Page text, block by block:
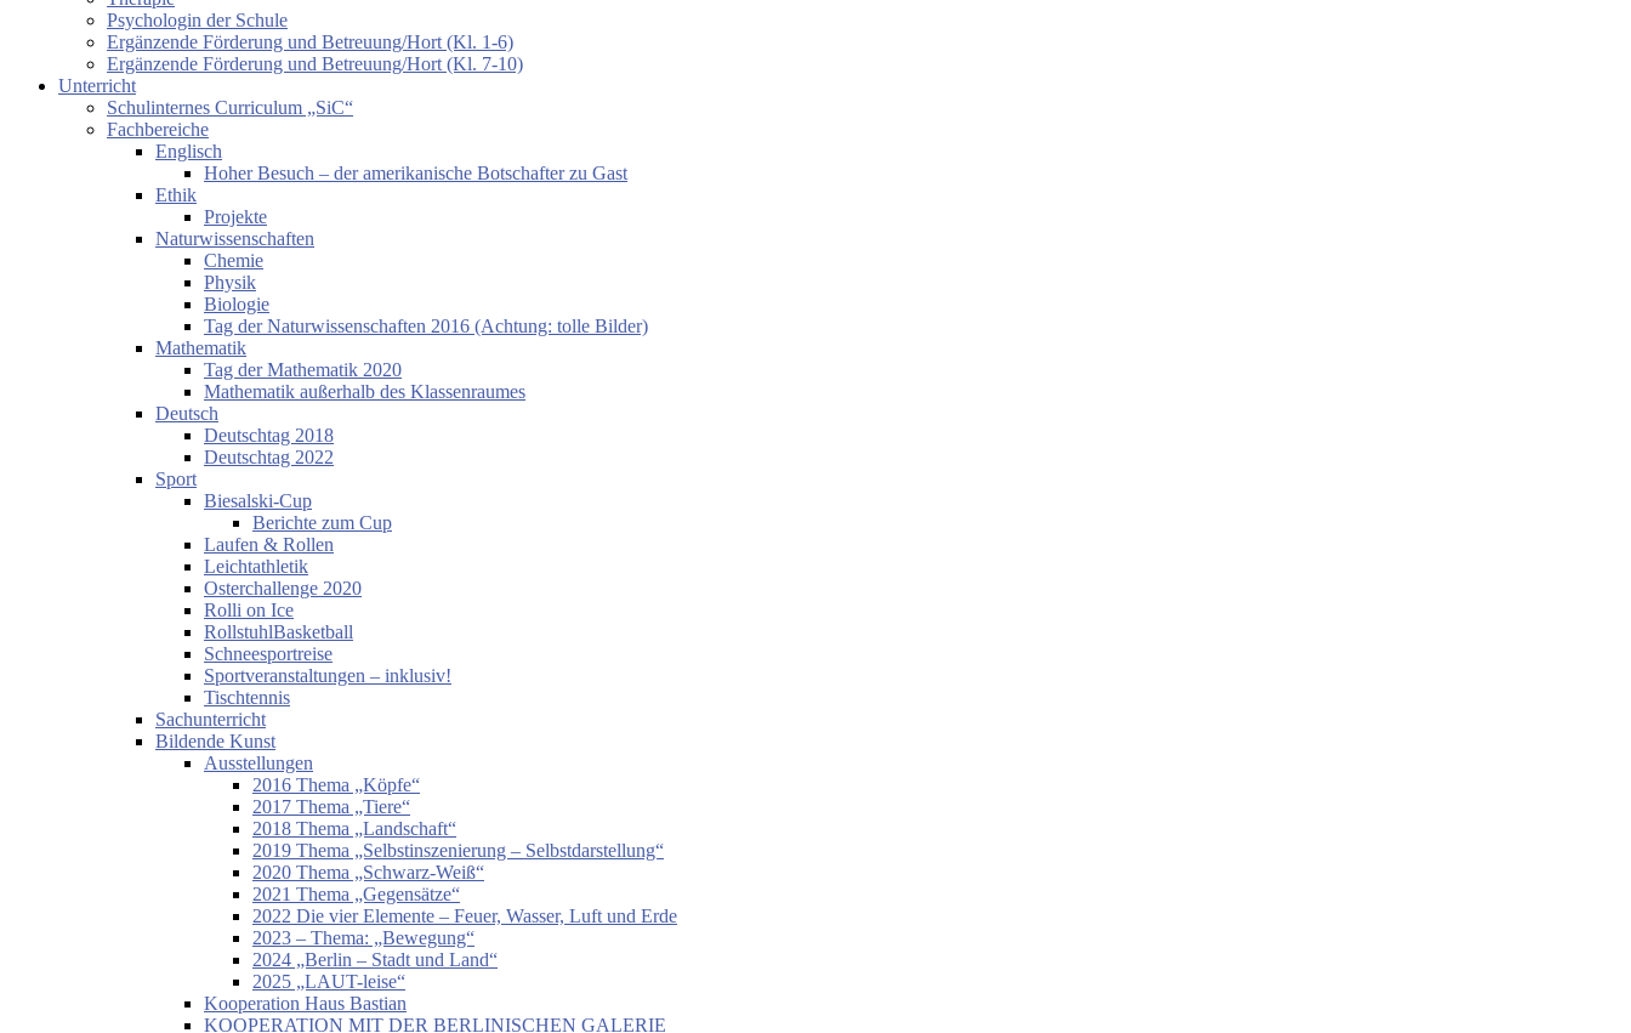
Psychologin der Schule
Ergänzende Förderung und Betreuung/Hort (Kl. 1-6)
Ergänzende Förderung und Betreuung/Hort (Kl. 7-10)
Unterricht
Schulinternes Curriculum „SiC“
Fachbereiche
Englisch
Hoher Besuch – der amerikanische Botschafter zu Gast
Ethik
Projekte
Naturwissenschaften
Chemie
Physik
Biologie
Tag der Naturwissenschaften 2016 (Achtung: tolle Bilder)
Mathematik
Tag der Mathematik 2020
Mathematik außerhalb des Klassenraumes
Deutsch
Deutschtag 2018
Deutschtag 2022
Sport
Biesalski-Cup
Berichte zum Cup
Laufen & Rollen
Leichtathletik
Osterchallenge 2020
Rolli on Ice
RollstuhlBasketball
Schneesportreise
Sportveranstaltungen – inklusiv!
Tischtennis
Sachunterricht
Bildende Kunst
Ausstellungen
2016 Thema „Köpfe“
2017 Thema „Tiere“
2018 Thema „Landschaft“
2019 Thema „Selbstinszenierung – Selbstdarstellung“
2020 Thema „Schwarz-Weiß“
2021 Thema „Gegensätze“
2022 Die vier Elemente – Feuer, Wasser, Luft und Erde
2023 – Thema: „Bewegung“
2024 „Berlin – Stadt und Land“
2025 „LAUT-leise“
Kooperation Haus Bastian
KOOPERATION MIT DER BERLINISCHEN GALERIE